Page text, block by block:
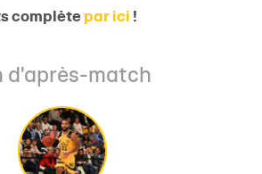
complète par ici !
d'après-match